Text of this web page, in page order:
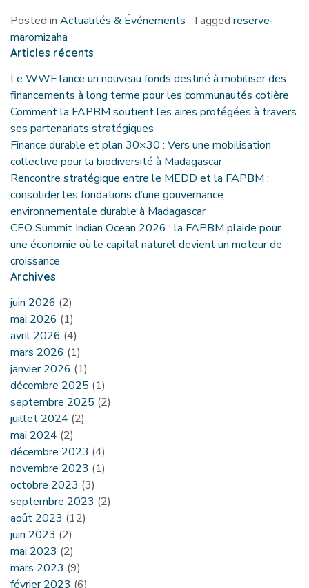
Posted in Actualités & Événements Tagged reserve-
maromizaha
Articles récents
Le WWF lance un nouveau fonds destiné à mobiliser des
financements à long terme pour les communautés cotière
Comment la FAPBM soutient les aires protégées à travers
ses partenariats stratégiques
Finance durable et plan 30×30 : Vers une mobilisation
collective pour la biodiversité à Madagascar
Rencontre stratégique entre le MEDD et la FAPBM :
consolider les fondations d’une gouvernance
environnementale durable à Madagascar
CEO Summit Indian Ocean 2026 : la FAPBM plaide pour
une économie où le capital naturel devient un moteur de
croissance
Archives
juin 2026 (2)
mai 2026 (1)
avril 2026 (4)
mars 2026 (1)
janvier 2026 (1)
décembre 2025 (1)
septembre 2025 (2)
juillet 2024 (2)
mai 2024 (2)
décembre 2023 (4)
novembre 2023 (1)
octobre 2023 (3)
septembre 2023 (2)
août 2023 (12)
juin 2023 (2)
mai 2023 (2)
mars 2023 (9)
février 2023 (6)